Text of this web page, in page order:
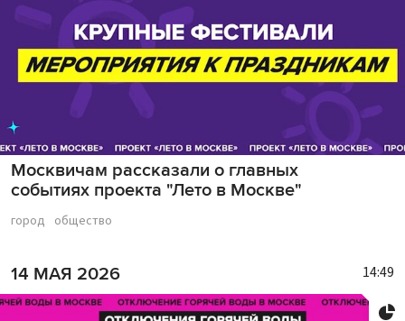
Москвичам рассказали о главных
событиях проекта "Лето в Москве"
город общество
14 МАЯ 2026 14:49